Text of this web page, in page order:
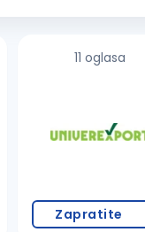
11 oglasa
Zapratite